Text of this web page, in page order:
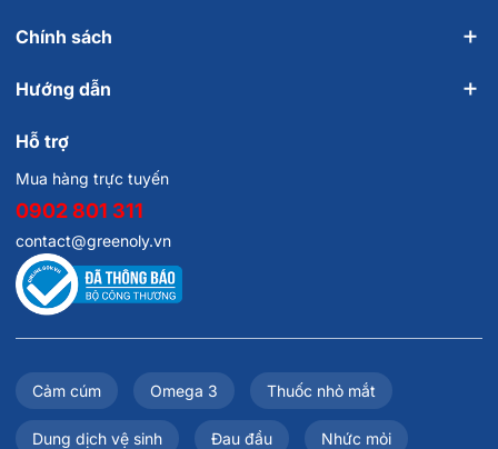
Chính sách
Hướng dẫn
Hỗ trợ
Mua hàng trực tuyến
0902 801 311
contact@greenoly.vn
Cảm cúm Omega 3 Thuốc nhỏ mắt
Dung dịch vệ sinh Đau đầu Nhức mỏi